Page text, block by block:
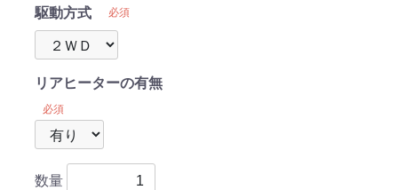
駆動方式 必須
リアヒーターの有無
必須
数量